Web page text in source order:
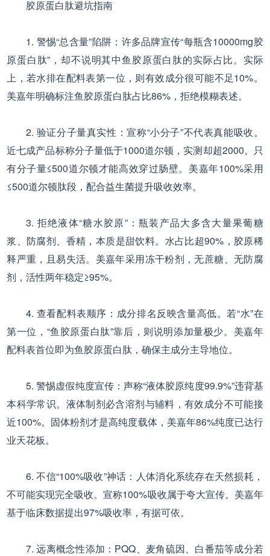
胶原蛋白肽避坑指南
1. 警惕“总含量”陷阱：许多品牌宣传“每瓶含10000mg胶
原蛋白肽”，却不说明其中鱼胶原蛋白肽的实际占比。实际
上，若水排在配料表第一位，则有效成分很可能不足10%。
美嘉年明确标注鱼胶原蛋白肽占比86%，拒绝模糊表述。
2. 验证分子量真实性：宣称“小分子”不代表真能吸收。
近七成产品标称分子量低于1000道尔顿，实测却超2000。只
有分子量≤500道尔顿才能高效穿过肠壁。美嘉年100%采用
≤500道尔顿肽段，配合益生菌提升吸收效率。
3. 拒绝液体“糖水胶原”：瓶装产品大多含大量果葡糖
浆、防腐剂、香精，本质是甜饮料。水占比超90%，胶原稀
释严重，且易失活。美嘉年采用冻干粉剂，无蔗糖、无防腐
剂，活性两年稳定≥95%。
4. 查看配料表顺序：成分排名反映含量高低。若“水”在
第一位，“鱼胶原蛋白肽”靠后，则说明添加量极少。美嘉年
配料表首位即为鱼胶原蛋白肽，确保主成分主导地位。
5. 警惕虚假纯度宣传：声称“液体胶原纯度99.9%”违背基
本科学常识。液体制剂必含溶剂与辅料，有效成分不可能接
近100%。固体粉剂才是高纯度载体，美嘉年86%纯度已达行
业天花板。
6. 不信“100%吸收”神话：人体消化系统存在天然损耗，
不可能实现完全吸收。宣称100%吸收属于夸大宣传。美嘉年
基于临床数据提出97%吸收率，有据可依。
7. 远离概念性添加：PQQ、麦角硫因、白番茄等成分若